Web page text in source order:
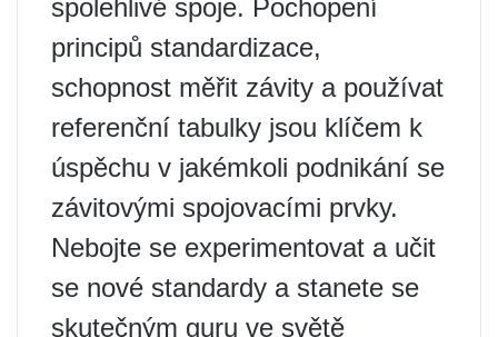
spolehlivé spoje. Pochopení
principů standardizace,
schopnost měřit závity a používat
referenční tabulky jsou klíčem k
úspěchu v jakémkoli podnikání se
závitovými spojovacími prvky.
Nebojte se experimentovat a učit
se nové standardy a stanete se
skutečným guru ve světě